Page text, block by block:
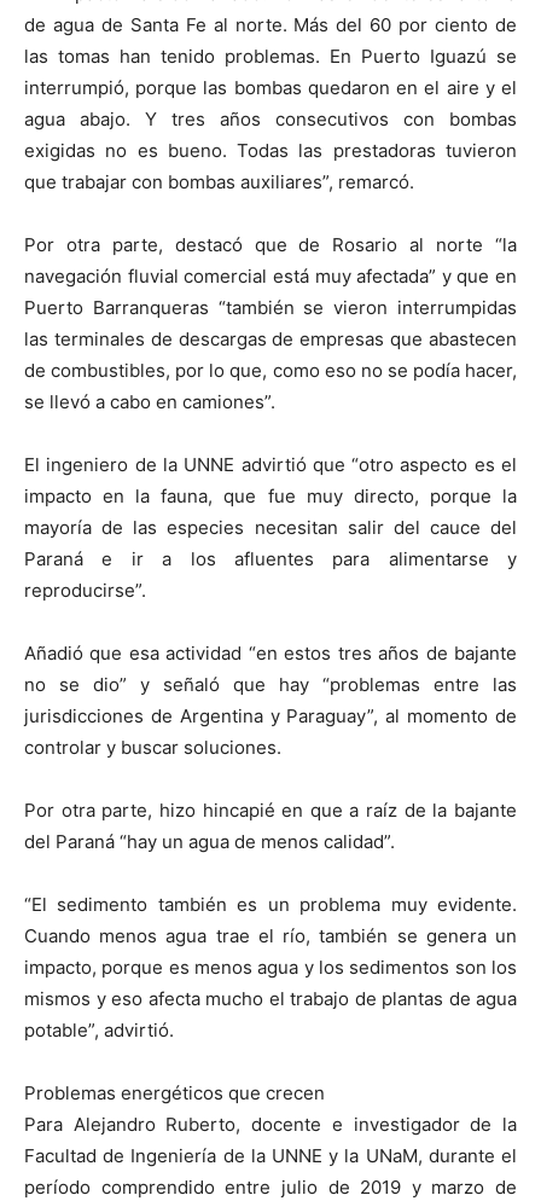
de agua de Santa Fe al norte. Más del 60 por ciento de
las tomas han tenido problemas. En Puerto Iguazú se
interrumpió, porque las bombas quedaron en el aire y el
agua abajo. Y tres años consecutivos con bombas
exigidas no es bueno. Todas las prestadoras tuvieron
que trabajar con bombas auxiliares”, remarcó.
Por otra parte, destacó que de Rosario al norte “la
navegación fluvial comercial está muy afectada” y que en
Puerto Barranqueras “también se vieron interrumpidas
las terminales de descargas de empresas que abastecen
de combustibles, por lo que, como eso no se podía hacer,
se llevó a cabo en camiones”.
El ingeniero de la UNNE advirtió que “otro aspecto es el
impacto en la fauna, que fue muy directo, porque la
mayoría de las especies necesitan salir del cauce del
Paraná e ir a los afluentes para alimentarse y
reproducirse”.
Añadió que esa actividad “en estos tres años de bajante
no se dio” y señaló que hay “problemas entre las
jurisdicciones de Argentina y Paraguay”, al momento de
controlar y buscar soluciones.
Por otra parte, hizo hincapié en que a raíz de la bajante
del Paraná “hay un agua de menos calidad”.
“El sedimento también es un problema muy evidente.
Cuando menos agua trae el río, también se genera un
impacto, porque es menos agua y los sedimentos son los
mismos y eso afecta mucho el trabajo de plantas de agua
potable”, advirtió.
Problemas energéticos que crecen
Para Alejandro Ruberto, docente e investigador de la
Facultad de Ingeniería de la UNNE y la UNaM, durante el
período comprendido entre julio de 2019 y marzo de